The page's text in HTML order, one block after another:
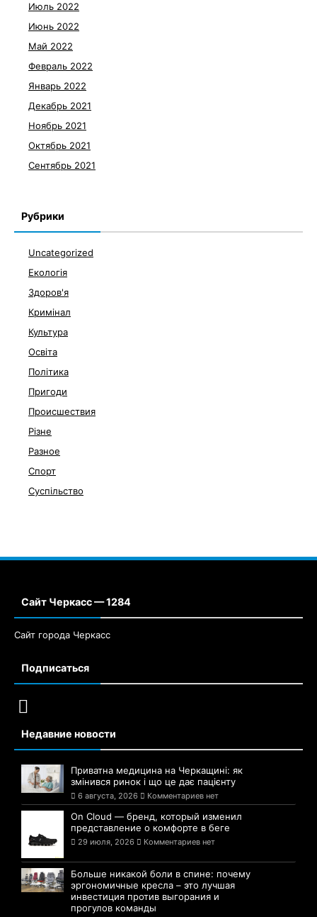
Июль 2022
Июнь 2022
Май 2022
Февраль 2022
Январь 2022
Декабрь 2021
Ноябрь 2021
Октябрь 2021
Сентябрь 2021
Рубрики
Uncategorized
Екологія
Здоров'я
Кримінал
Культура
Освіта
Політика
Пригоди
Происшествия
Різне
Разное
Спорт
Суспільство
Сайт Черкасс — 1284
Сайт города Черкасс
Подписаться
Недавние новости
Приватна медицина на Черкащині: як
змінився ринок і що це дає пацієнту
6 августа, 2026 Комментариев нет
On Cloud — бренд, который изменил
представление о комфорте в беге
29 июля, 2026 Комментариев нет
Больше никакой боли в спине: почему
эргономичные кресла – это лучшая
инвестиция против выгорания и
прогулов команды